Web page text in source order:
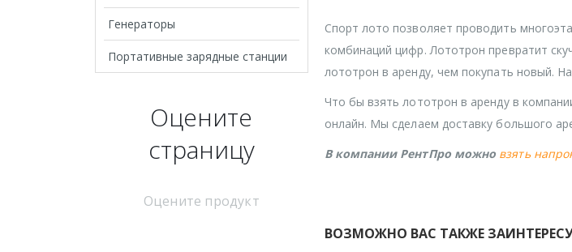
Спорт лото позволяет проводить
комбинаций цифр. Лототрон превратит
лототрон в аренду, чем покупать новый.
Что бы взять лототрон в аренду в
онлайн. Мы сделаем доставку большого
В компании РентПро можно взять
ВОЗМОЖНО ВАС ТАКЖЕ
Генераторы
Портативные зарядные станции
Оцените
страницу
Оцените продукт